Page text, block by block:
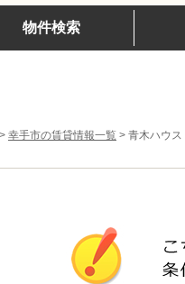
物件検索
> 幸手市の賃貸情報一覧 > 青木ハウス